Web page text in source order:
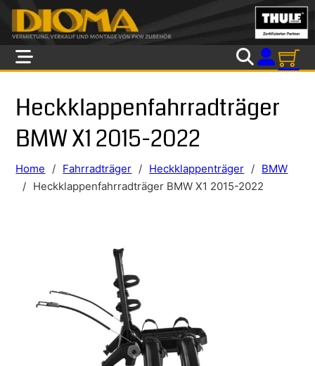
Skip to main content
Skip to footer
Heckklappenfahrradträger
BMW X1 2015-2022
Home / Fahrradträger / Heckklappenträger / BMW
/ Heckklappenfahrradträger BMW X1 2015-2022